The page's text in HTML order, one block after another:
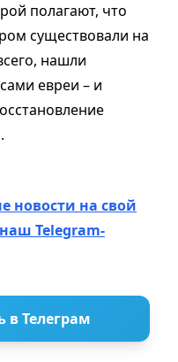
полагают, что
существовали на
нашли
евреи – и
новости на свой
Telegram-
Телеграм